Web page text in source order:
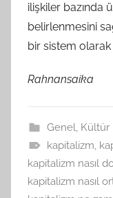
ilişkiler bazında
belirlenmesini
bir sistem olarak
Rahnansaika
Genel, Kültür
kapitalizm,
kapitalizm nasıl
kapitalizm nasıl